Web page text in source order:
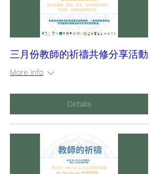
三月份教師的祈禱共修分享活動
More info
Details